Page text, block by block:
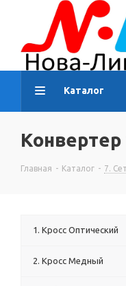
Каталог
Конвертер
Главная - Каталог - 7.
1. Кросс Оптический
2. Кросс Медный